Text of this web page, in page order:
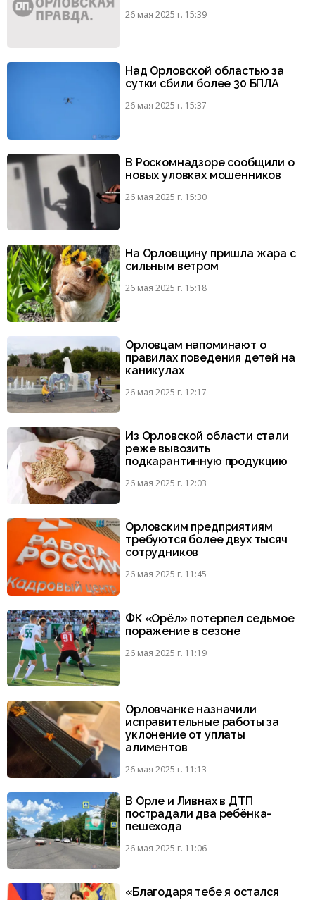
26 мая 2025 г. 15:39
Над Орловской областью за
сутки сбили более 30 БПЛА
26 мая 2025 г. 15:37
В Роскомнадзоре сообщили о
новых уловках мошенников
26 мая 2025 г. 15:30
На Орловщину пришла жара с
сильным ветром
26 мая 2025 г. 15:18
Орловцам напоминают о
правилах поведения детей на
каникулах
26 мая 2025 г. 12:17
Из Орловской области стали
реже вывозить
подкарантинную продукцию
26 мая 2025 г. 12:03
Орловским предприятиям
требуются более двух тысяч
сотрудников
26 мая 2025 г. 11:45
ФК «Орёл» потерпел седьмое
поражение в сезоне
26 мая 2025 г. 11:19
Орловчанке назначили
исправительные работы за
уклонение от уплаты
алиментов
26 мая 2025 г. 11:13
В Орле и Ливнах в ДТП
пострадали два ребёнка-
пешехода
26 мая 2025 г. 11:06
«Благодаря тебе я остался